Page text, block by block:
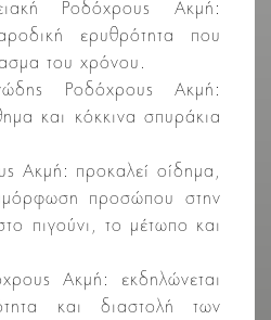
Ροδόχρους Ακμή:
ερυθρότητα που
του χρόνου.
Ροδόχρους Ακμή:
και κόκκινα σπυράκια
Ακμή: προκαλεί οίδημα,
προσώπου στην
πιγούνι, το μέτωπο και
Ακμή: εκδηλώνεται
και διαστολή των